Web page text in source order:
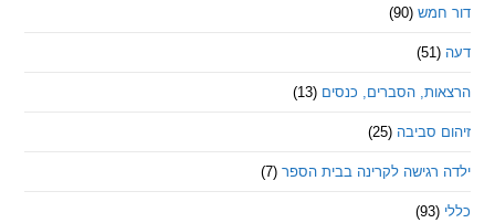
(90)
הסברים, כנסים (13)
סביבה (25)
לקרינה בבית הספר (7)